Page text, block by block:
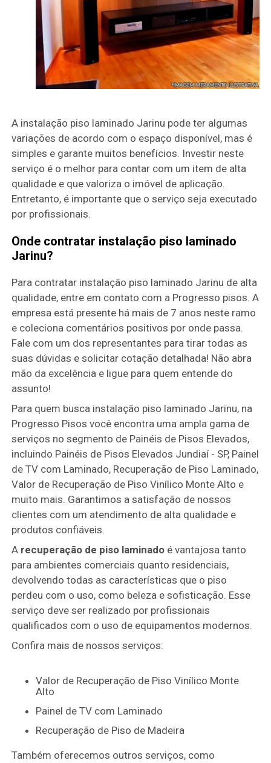
A instalação piso laminado Jarinu pode ter algumas
variações de acordo com o espaço disponível, mas é
simples e garante muitos benefícios. Investir neste
serviço é o melhor para contar com um item de alta
qualidade e que valoriza o imóvel de aplicação.
Entretanto, é importante que o serviço seja executado
por profissionais.
Onde contratar instalação piso laminado
Jarinu?
Para contratar instalação piso laminado Jarinu de alta
qualidade, entre em contato com a Progresso pisos. A
empresa está presente há mais de 7 anos neste ramo
e coleciona comentários positivos por onde passa.
Fale com um dos representantes para tirar todas as
suas dúvidas e solicitar cotação detalhada! Não abra
mão da excelência e ligue para quem entende do
assunto!
Para quem busca instalação piso laminado Jarinu, na
Progresso Pisos você encontra uma ampla gama de
serviços no segmento de Painéis de Pisos Elevados,
incluindo Painéis de Pisos Elevados Jundiaí - SP, Painel
de TV com Laminado, Recuperação de Piso Laminado,
Valor de Recuperação de Piso Vinílico Monte Alto e
muito mais. Garantimos a satisfação de nossos
clientes com um atendimento de alta qualidade e
produtos confiáveis.
A recuperação de piso laminado é vantajosa tanto
para ambientes comerciais quanto residenciais,
devolvendo todas as características que o piso
perdeu com o uso, como beleza e sofisticação. Esse
serviço deve ser realizado por profissionais
qualificados com o uso de equipamentos modernos.
Confira mais de nossos serviços:
Valor de Recuperação de Piso Vinílico Monte
Alto
Painel de TV com Laminado
Recuperação de Piso de Madeira
Também oferecemos outros serviços, como